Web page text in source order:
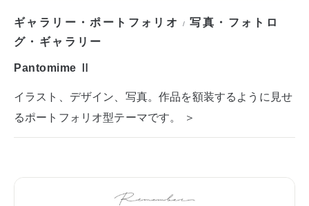
ギャラリー・ポートフォリオ /写真・フォトロ
グ・ギャラリー
Pantomime Ⅱ
イラスト、デザイン、写真。作品を額装するように見せ
るポートフォリオ型テーマです。 ＞